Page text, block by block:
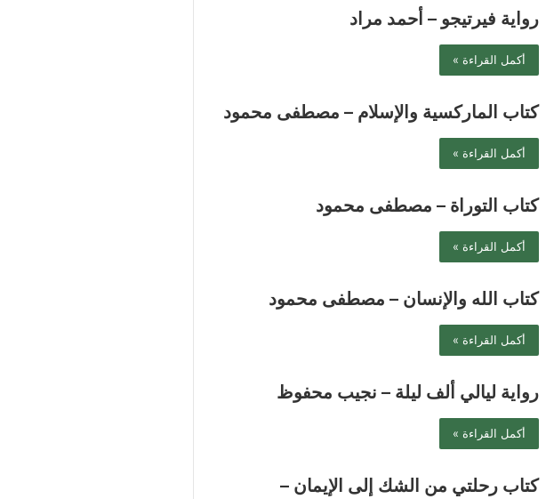
رواية فيرتيجو – أحمد مراد
أكمل القراءة »
كتاب الماركسية والإسلام – مصطفى محمود
أكمل القراءة »
كتاب التوراة – مصطفى محمود
أكمل القراءة »
كتاب الله والإنسان – مصطفى محمود
أكمل القراءة »
رواية ليالي ألف ليلة – نجيب محفوظ
أكمل القراءة »
كتاب رحلتي من الشك إلى الإيمان –